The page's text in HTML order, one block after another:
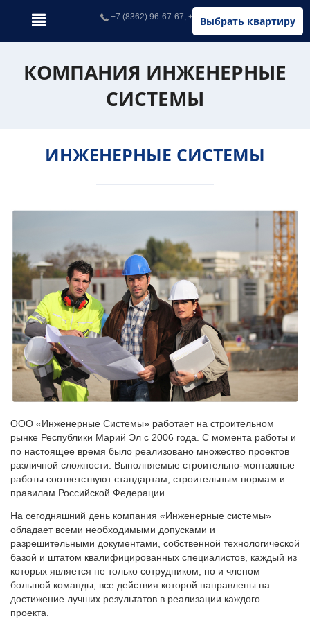
Выбрать квартиру
+7 (8362) 96-67-67, +7 (902) 326-67-67
КОМПАНИЯ ИНЖЕНЕРНЫЕ
СИСТЕМЫ
ИНЖЕНЕРНЫЕ СИСТЕМЫ
ООО «Инженерные Системы» работает на строительном
рынке Республики Марий Эл с 2006 года. С момента работы и
по настоящее время было реализовано множество проектов
различной сложности. Выполняемые строительно-монтажные
работы соответствуют стандартам, строительным нормам и
правилам Российской Федерации.
На сегодняшний день компания «Инженерные системы»
обладает всеми необходимыми допусками и
разрешительными документами, собственной технологической
базой и штатом квалифицированных специалистов, каждый из
которых является не только сотрудником, но и членом
большой команды, все действия которой направлены на
достижение лучших результатов в реализации каждого
проекта.